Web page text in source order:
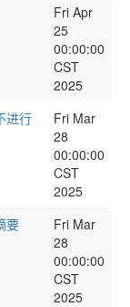
Fri Apr
25
00:00:00
CST
2025
进行
Fri Mar
28
00:00:00
CST
2025
要
Fri Mar
28
00:00:00
CST
2025